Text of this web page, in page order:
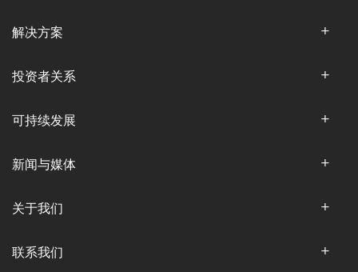
解决方案
投资者关系
可持续发展
新闻与媒体
关于我们
联系我们